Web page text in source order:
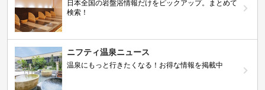
日本全国の岩盤浴情報だけをピックアップ。まとめて
検索！
ニフティ温泉ニュース
温泉にもっと行きたくなる！お得な情報を掲載中